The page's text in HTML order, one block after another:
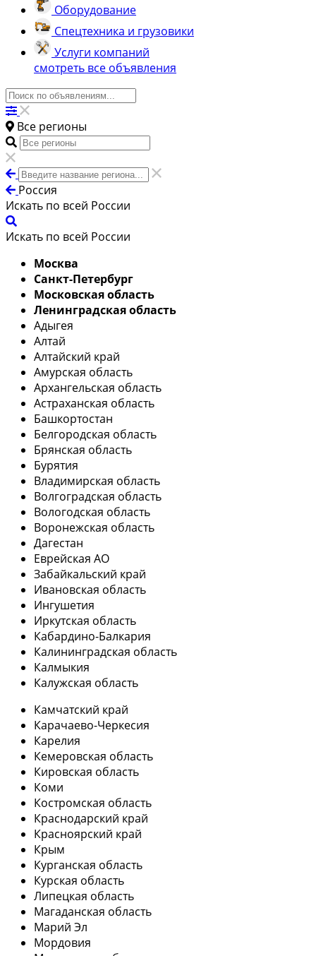
Оборудование
Спецтехника и грузовики
Услуги компаний
смотреть все объявления
Все регионы
Россия
Искать по всей России
Искать по всей России
Москва
Санкт-Петербург
Московская область
Ленинградская область
Адыгея
Алтай
Алтайский край
Амурская область
Архангельская область
Астраханская область
Башкортостан
Белгородская область
Брянская область
Бурятия
Владимирская область
Волгоградская область
Вологодская область
Воронежская область
Дагестан
Еврейская АО
Забайкальский край
Ивановская область
Ингушетия
Иркутская область
Кабардино-Балкария
Калининградская область
Калмыкия
Калужская область
Камчатский край
Карачаево-Черкесия
Карелия
Кемеровская область
Кировская область
Коми
Костромская область
Краснодарский край
Красноярский край
Крым
Курганская область
Курская область
Липецкая область
Магаданская область
Марий Эл
Мордовия